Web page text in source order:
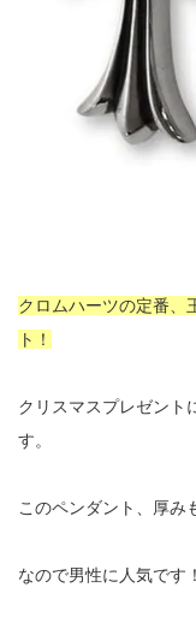
クロムハーツの定番、
ト！
クリスマスプレゼント
す。
このペンダント、厚み
なので男性に人気です！